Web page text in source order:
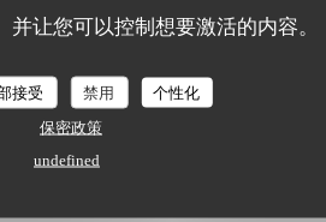
并让您可以控制想要激活的内容。
接受 禁用
个性化
保密政策
undefined
服务: 5 /5 氛围: 5/5 菜单 : 5 /5 质价比